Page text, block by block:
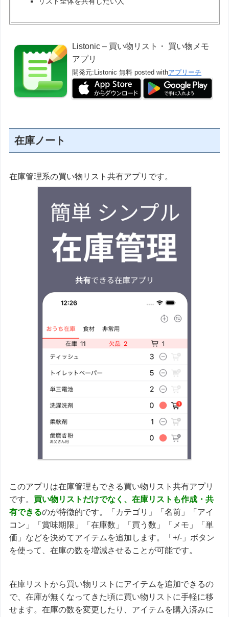
Listonic – 買い物リスト・ 買い物メモ
アプリ
開発元:Listonic 無料 posted withアプリーチ
在庫ノート
在庫管理系の買い物リスト共有アプリです。
このアプリは在庫管理もできる買い物リスト共有アプリ
です。 買い物リストだけでなく、在庫リストも作成・共
有できるのが特徴的です。「カテゴリ」「名前」「アイ
コン」「賞味期限」「在庫数」「買う数」「メモ」「単
価」などを決めてアイテムを追加します。「+/-」ボタン
を使って、在庫の数を増減させることが可能です。
在庫リストから買い物リストにアイテムを追加できるの
で、在庫が無くなってきた頃に買い物リストに手軽に移
せます。在庫の数を変更したり、アイテムを購入済みに